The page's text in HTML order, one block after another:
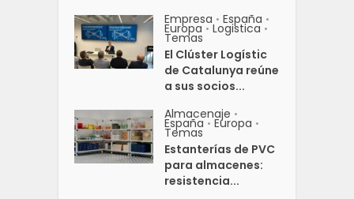
Empresa • España •
Europa • Logistica •
Temas
El Clúster Logístic
de Catalunya reúne
a sus socios...
Almacenaje •
España • Europa •
Temas
Estanterías de PVC
para almacenes:
resistencia...